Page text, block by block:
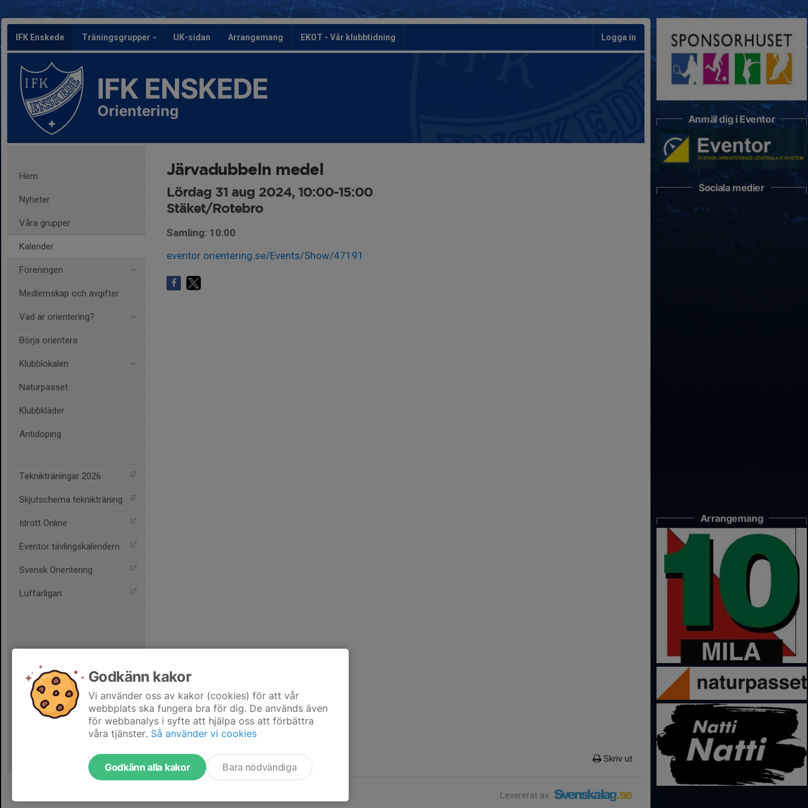
IFK Enskede Träningsgrupper UK-sidan Arrangemang EKOT - Vår klubbtidning Logga in
IFK ENSKEDE
Orientering
Hem
Nyheter
Våra grupper
Kalender
Föreningen
Medlemskap och avgifter
Vad är orientering?
Börja orientera
Klubblokalen
Naturpasset
Klubbkläder
Antidoping
Teknikträningar 2026
Skjutschema teknikträning
Idrott Online
Eventor tävlingskalendern
Svensk Orientering
Luffarligan
Järvadubbeln medel
Lördag 31 aug 2024, 10:00-15:00
Stäket/Rotebro
Samling: 10:00
eventor.orientering.se/Events/Show/47191
Skriv ut
Levererat av
Anmäl dig i Eventor
Sociala medier
Arrangemang
Godkänn kakor
Vi använder oss av kakor (cookies) för att vår
webbplats ska fungera bra för dig. De används även
för webbanalys i syfte att hjälpa oss att förbättra
våra tjänster. Så använder vi cookies
Godkänn alla kakor Bara nödvändiga